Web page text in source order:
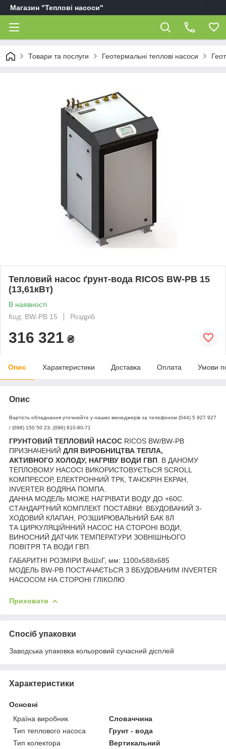
Магазин "Теплові насоси"
Товари та послуги Геотермальні теплові насоси
Тепловий насос ґрунт-вода RICOS BW-PB 15
(13,61кВт)
В наявності
Код: BW-PB 15
Роздріб
316 321 ₴
Опис Характеристики Доставка Оплата Умови
Опис
Вартість обладнання уточнюйте у наших менеджерів за телефоном (044) 5 927 927
/ (098) 150 50 23; (096) 810-80-71
ГРУНТОВИЙ ТЕПЛОВИЙ НАСОС RICOS BW/BW-PB
ПРИЗНАЧЕНИЙ ДЛЯ ВИРОБНИЦТВА ТЕПЛА,
АКТИВНОГО ХОЛОДУ, НАГРІВУ ВОДИ ГВП . В ДАНОМУ
ТЕПЛОВОМУ НАСОСІ ВИКОРИСТОВУЄТЬСЯ SCROLL
КОМПРЕСОР, ЕЛЕКТРОННИЙ ТРК, ТАЧСКРІН ЕКРАН,
INVERTER ВОДЯНА ПОМПА.
ДАННА МОДЕЛЬ МОЖЕ НАГРІВАТИ ВОДУ ДО +60С.
СТАНДАРТНИЙ КОМПЛЕКТ ПОСТАВКИ: ВБУДОВАНИЙ 3-
ХОДОВИЙ КЛАПАН, РОЗШИРЮВАЛЬНИЙ БАК 8Л
ТА ЦИРКУЛЯЦІЙННИЙ НАСОС НА СТОРОНІ ВОДИ,
ВИНОСНИЙ ДАТЧИК ТЕМПЕРАТУРИ ЗОВНІШНЬОГО
ПОВІТРЯ ТА ВОДИ ГВП.
ГАБАРИТНІ РОЗМІРИ ВхШхГ, мм: 1100х588х685
МОДЕЛЬ BW-PB ПОСТАЧАЄТЬСЯ З ВБУДОВАНИМ INVERTER
НАСОСОМ НА СТОРОНІ ГЛІКОЛЮ
Приховати
Спосіб упаковки
Заводська упаковка кольоровий сучасний дісплей
Характеристики
Основні
Країна виробник
Словаччина
Тип теплового насоса
Грунт - вода
Тип колектора
Вертикальний